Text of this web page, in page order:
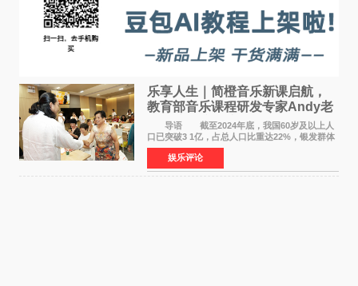
乐享人生｜简橙音乐新课启航，
教育部音乐课程研发专家Andy老
师重磅入驻领航银龄琴声
导语 截至2024年底，我国60岁及以上人
口已突破3 1亿，占总人口比重达22%，银发群体
的精神文化需求日益凸显。2024年1月，国务院办
公厅印发《关于发展银发经济增进老年人福祉的
意见》——这是
娱乐评论